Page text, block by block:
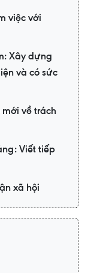
việc với
Xây dựng
và có sức
về trách
Viết tiếp
xã hội